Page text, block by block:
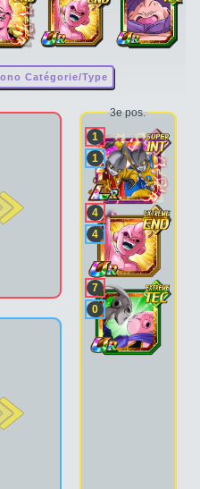
Catégorie/Type
3e pos.
1
1
4
4
7
0